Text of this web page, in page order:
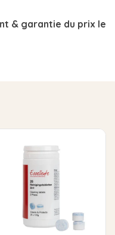
& garantie du prix le